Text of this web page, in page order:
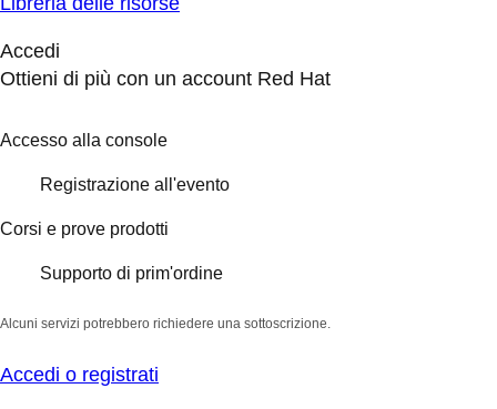
Accedi
Ottieni di più con un account Red Hat
Accesso alla console
Registrazione all'evento
Corsi e prove prodotti
Supporto di prim'ordine
Alcuni servizi potrebbero richiedere una sottoscrizione.
Accedi o registrati